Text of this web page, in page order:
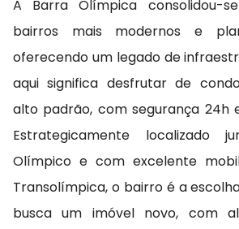
A Barra Olímpica consolidou-
bairros mais modernos e
oferecendo um legado de
aqui significa desfrutar de
alto padrão, com segurança 24h
Estrategicamente localizado
Olímpico e com excelente
Transolímpica, o bairro é a
busca um imóvel novo, com